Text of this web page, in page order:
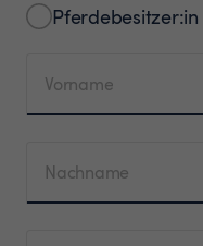
Pferdebesitzer:in
Vorname
Nachname